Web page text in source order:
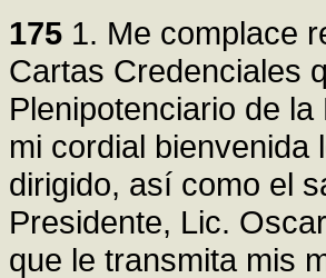
175 1. Me complace
Cartas Credenciales
Plenipotenciario de
mi cordial bienvenida
dirigido, así como el
Presidente, Lic.
que le transmita mis